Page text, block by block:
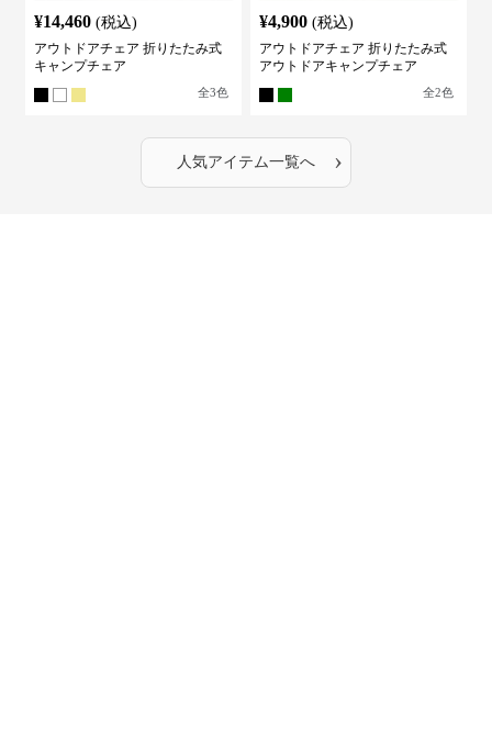
¥14,460 (税込)
アウトドアチェア 折りたたみ式
キャンプチェア
全3色
¥4,900 (税込)
アウトドアチェア 折りたたみ式
アウトドアキャンプチェア
全2色
人気アイテム一覧へ ›